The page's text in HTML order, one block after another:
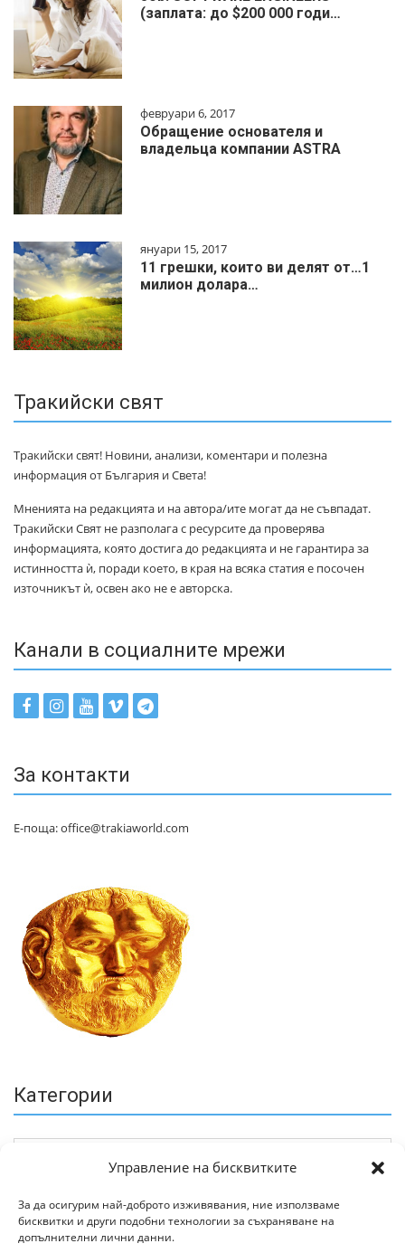
Управление на бисквитките
За да осигурим най-доброто изживявания, ние използваме
бисквитки и други подобни технологии за съхраняване на
допълнителни лични данни.
(заплата: до $200 000 годи…
февруари 6, 2017
Обращение основателя и
владельца компании ASTRA
януари 15, 2017
11 грешки, които ви делят от…1
милиoн дoлapa…
Тракийски свят
Тракийски свят! Новини, анализи, коментари и полезна
информация от България и Света!
Мненията на редакцията и на автора/ите могат да не съвпадат.
Тракийски Свят не разполага с ресурсите да проверява
информацията, която достига до редакцията и не гарантира за
истинността ѝ, поради което, в края на всяка статия е посочен
източникът ѝ, освен ако не е авторска.
Канали в социалните мрежи
За контакти
Е-поща: office@trakiaworld.com
Категории
Архив